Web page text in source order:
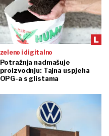
zeleno i digitalno
Potražnja nadmašuje
proizvodnju: Tajna uspjeha
OPG-a s glistama